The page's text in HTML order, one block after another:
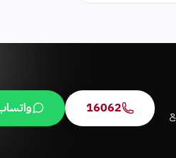
16062